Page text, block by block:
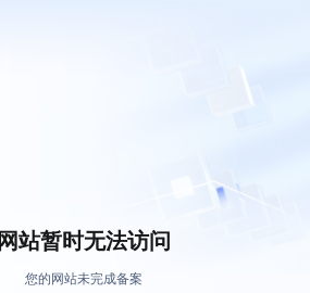
网站暂时无法访问
您的网站未完成备案